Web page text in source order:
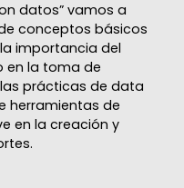
datos” vamos a
conceptos básicos
importancia del
en la toma de
prácticas de data
herramientas de
en la creación y